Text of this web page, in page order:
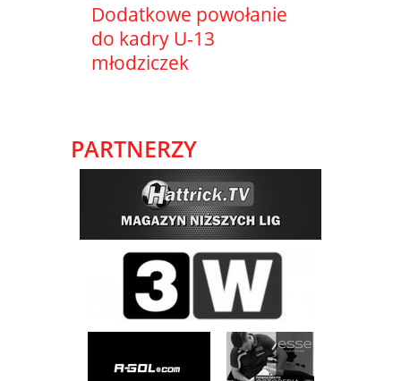
Dodatkowe powołanie
do kadry U-13
młodziczek
PARTNERZY